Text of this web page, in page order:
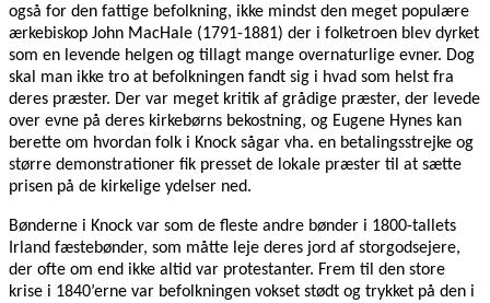
også for den fattige befolkning, ikke mindst den meget populære
ærkebiskop John MacHale (1791-1881) der i folketroen blev dyrket
som en levende helgen og tillagt mange overnaturlige evner. Dog
skal man ikke tro at befolkningen fandt sig i hvad som helst fra
deres præster. Der var meget kritik af grådige præster, der levede
over evne på deres kirkebørns bekostning, og Eugene Hynes kan
berette om hvordan folk i Knock sågar vha. en betalingsstrejke og
større demonstrationer fik presset de lokale præster til at sætte
prisen på de kirkelige ydelser ned.
Bønderne i Knock var som de fleste andre bønder i 1800-tallets
Irland fæstebønder, som måtte leje deres jord af storgodsejere,
der ofte om end ikke altid var protestanter. Frem til den store
krise i 1840’erne var befolkningen vokset stødt og trykket på den i